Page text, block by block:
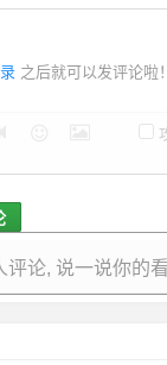
之后就可以发评论啦！
评论, 说一说你的看